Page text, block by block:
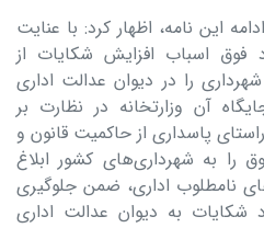
این نامه، اظهار کرد: با عنایت
فوق اسباب افزایش شکایات از
ماده ۱۰۰ قانون شهرداری را در دیوان عدالت اداری
آن وزارتخانه در نظارت بر
پاسداری از حاکمیت قانون و
را به شهرداری‌های کشور ابلاغ
نامطلوب اداری، ضمن جلوگیری
شکایات به دیوان عدالت اداری